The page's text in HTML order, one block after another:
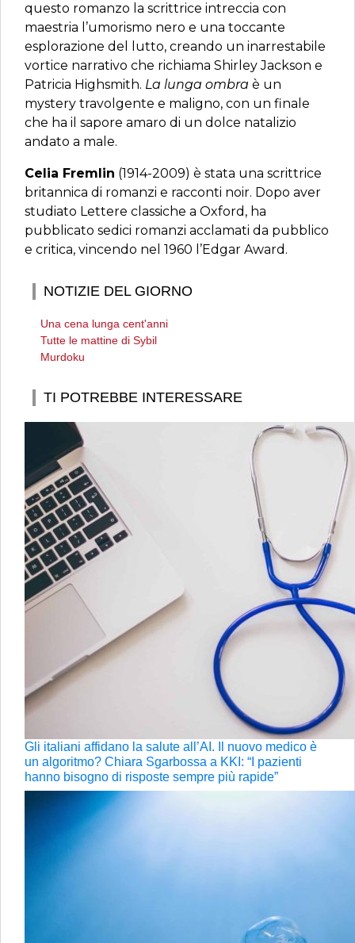
questo romanzo la scrittrice intreccia con
maestria l’umorismo nero e una toccante
esplorazione del lutto, creando un inarrestabile
vortice narrativo che richiama Shirley Jackson e
Patricia Highsmith. La lunga ombra è un
mystery travolgente e maligno, con un finale
che ha il sapore amaro di un dolce natalizio
andato a male.
Celia Fremlin (1914-2009) è stata una scrittrice
britannica di romanzi e racconti noir. Dopo aver
studiato Lettere classiche a Oxford, ha
pubblicato sedici romanzi acclamati da pubblico
e critica, vincendo nel 1960 l’Edgar Award.
NOTIZIE DEL GIORNO
Una cena lunga cent'anni
Tutte le mattine di Sybil
Murdoku
TI POTREBBE INTERESSARE
Gli italiani affidano la salute all’AI. Il nuovo medico è
un algoritmo? Chiara Sgarbossa a KKI: “I pazienti
hanno bisogno di risposte sempre più rapide”